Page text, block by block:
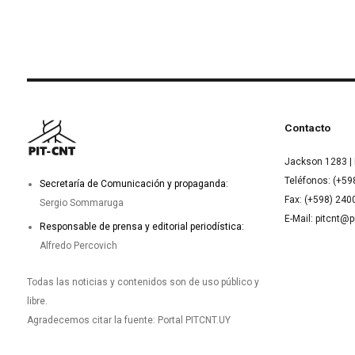
Secretaría de Comunicación y propaganda:
Sergio Sommaruga
Responsable de prensa y editorial periodística:
Alfredo Percovich
Todas las noticias y contenidos son de uso público y
libre.
Agradecemos citar la fuente: Portal PITCNT.UY
Contacto
Jackson 1283 |
Teléfonos:
Fax: (+598)
E-Mail: